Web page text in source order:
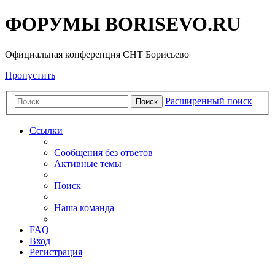
ФОРУМЫ BORISEVO.RU
Официальная конференция СНТ Борисьево
Пропустить
Поиск Расширенный поиск
Ссылки
Сообщения без ответов
Активные темы
Поиск
Наша команда
FAQ
Вход
Регистрация